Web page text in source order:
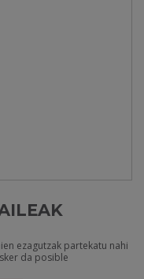
ezagutzak partekatu nahi
da posible